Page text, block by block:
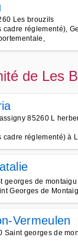
Les brouzils
cadre réglementé),
de Les
85260 L
cadre réglementé) à
georges de
Georges de
Vermeulen
Saint georges de